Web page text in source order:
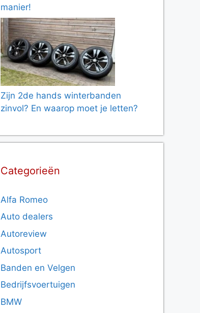
manier!
Zijn 2de hands winterbanden
zinvol? En waarop moet je letten?
Categorieën
Alfa Romeo
Auto dealers
Autoreview
Autosport
Banden en Velgen
Bedrijfsvoertuigen
BMW